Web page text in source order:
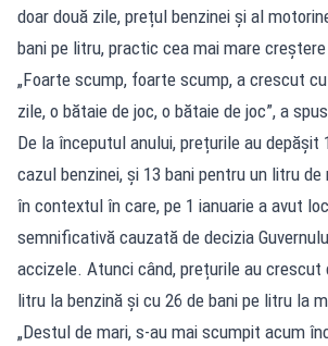
doar două zile, prețul benzinei și al
bani pe litru, practic cea mai mare
„Foarte scump, foarte scump, a crescut
zile, o bătaie de joc, o bătaie de joc”, a
De la începutul anului, prețurile au depășit
cazul benzinei, și 13 bani pentru un litru
în contextul în care, pe 1 ianuarie a avut
semnificativă cauzată de decizia
accizele. Atunci când, prețurile au crescut
litru la benzină și cu 26 de bani pe litru la
„Destul de mari, s-au mai scumpit acum